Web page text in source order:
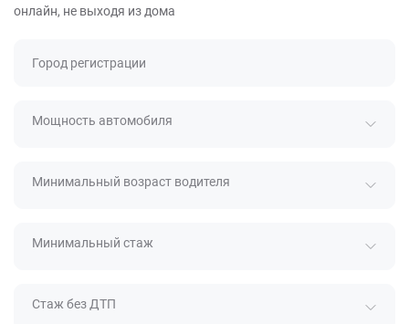
онлайн, не выходя из дома
Город регистрации
Мощность автомобиля
Минимальный возраст водителя
Минимальный стаж
Стаж без ДТП